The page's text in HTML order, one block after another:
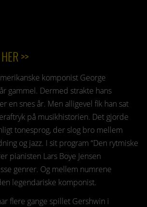
>>
komponist George
gammel. Dermed strakte hans
en snes år. Men alligevel fik han sat
på musikhistorien. Det gjorde
tonesprog, der slog bro mellem
og jazz. I sit program “Den rytmiske
pianisten Lars Boye Jensen
genrer. Og mellem numrene
legendariske komponist.
flere gange spillet Gershwin i